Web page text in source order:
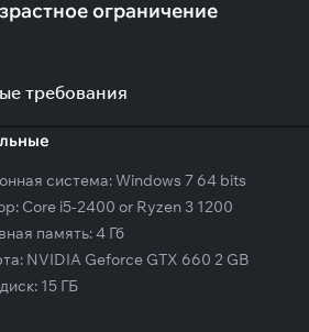
ограничение
требования
система:Windows 7 64 bits
Core i5-2400 or Ryzen 3 1200
память:4 Гб
NVIDIA Geforce GTX 660 2 GB
15 ГБ